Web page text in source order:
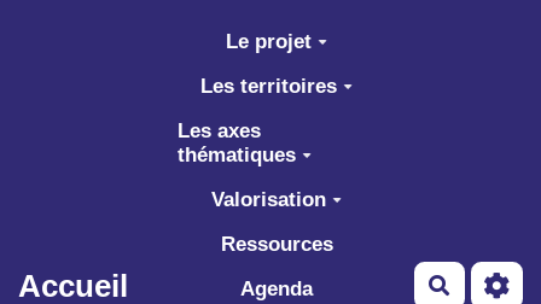
Aller au contenu principal
Accueil
Le projet
Les territoires
Les axes
thématiques
Valorisation
Ressources
Agenda